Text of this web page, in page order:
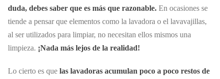
duda, debes saber que es más que razonable. En ocasiones se
tiende a pensar que elementos como la lavadora o el lavavajillas,
al ser utilizados para limpiar, no necesitan ellos mismos una
limpieza. ¡Nada más lejos de la realidad!
Lo cierto es que las lavadoras acumulan poco a poco restos de